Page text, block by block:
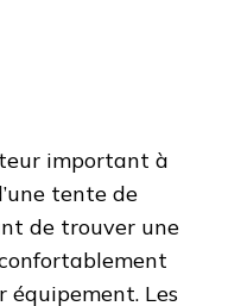
important à
tente de
de trouver une
équipement. Les